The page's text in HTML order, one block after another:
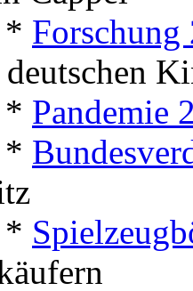
* Forschung
* Pandemie
*
*